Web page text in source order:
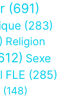
(691)
(283)
Religion
Sexe
FLE (285)
(148)